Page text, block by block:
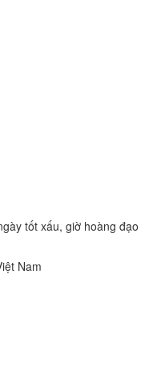
tốt xấu, giờ hoàng đạo
Nam